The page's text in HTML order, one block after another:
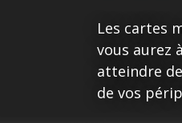
Les cartes
vous aurez
atteindre
de vos